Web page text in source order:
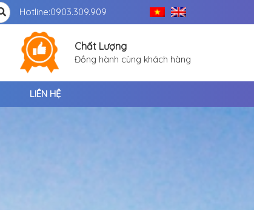
Hotline:0903.309.909
Chất Lượng
Đồng hành cùng khách hàng
LIÊN HỆ